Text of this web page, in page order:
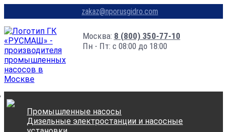
zakaz@nporusgidro.com
Москва: 8 (800) 350-77-10
Пн - Пт: с 08:00 до 18:00
Промышленные насосы
Дизельные электростанции и насосные